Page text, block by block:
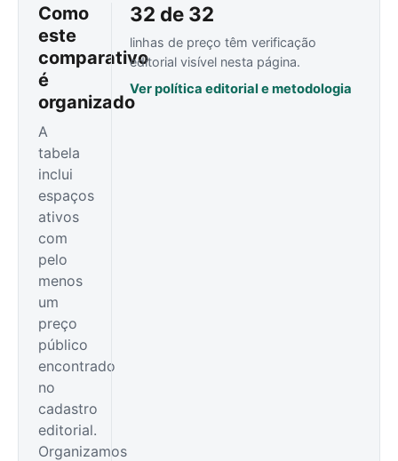
Como
este
comparativo
é
organizado
A
tabela
inclui
espaços
ativos
com
pelo
menos
um
preço
público
encontrado
no
cadastro
editorial.
Organizamos
32 de 32
linhas de preço têm verificação
editorial visível nesta página.
Ver política editorial e metodologia